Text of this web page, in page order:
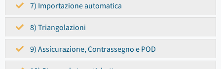
7) Importazione automatica
8) Triangolazioni
9) Assicurazione, Contrassegno e POD